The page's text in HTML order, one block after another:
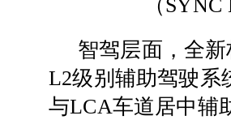
（SYNC
智驾层面，全
L2级别辅助驾驶系
与LCA车道居中辅